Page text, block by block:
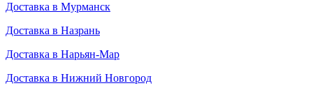
Доставка в Мурманск
Доставка в Назрань
Доставка в Нарьян-Мар
Доставка в Нижний Новгород